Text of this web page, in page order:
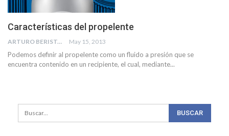
Características del propelente
ARTURO BERISTAIN BEJARANO May 15, 2013
Podemos definir al propelente como un fluido a presión que se
encuentra contenido en un recipiente, el cual, mediante...